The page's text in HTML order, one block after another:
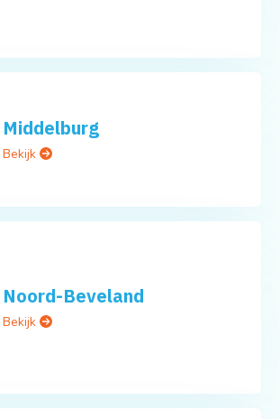
Middelburg
Bekijk
Noord-Beveland
Bekijk